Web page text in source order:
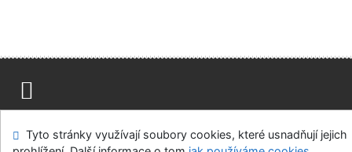
Modul OpenSearch
Napište nám Nastavení cookies
Tyto stránky využívají soubory cookies, které usnadňují jejich